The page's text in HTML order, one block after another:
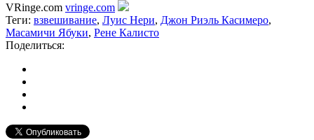
VRinge.com vringe.com
Теги: взвешивание, Луис Нери, Джон Риэль Касимеро,
Масамичи Ябуки, Рене Калисто
Поделиться: